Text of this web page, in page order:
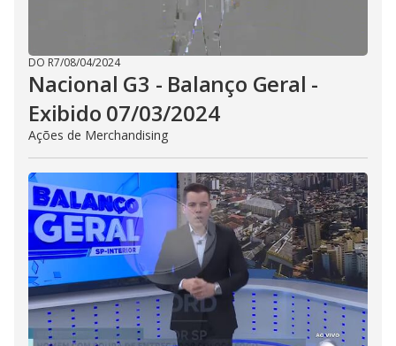
DO R7/08/04/2024
Nacional G3 - Balanço Geral -
Exibido 07/03/2024
Ações de Merchandising